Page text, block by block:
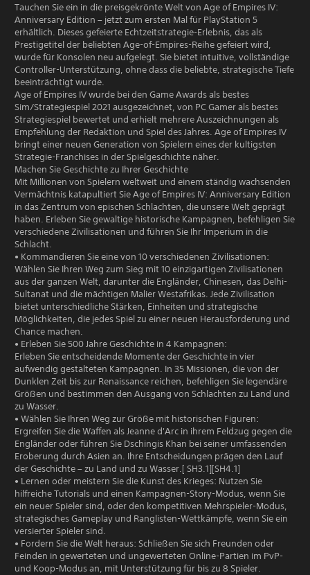
Tauchen Sie ein in die preisgekrönte Welt von Age of Empires IV:
Anniversary Edition – jetzt zum ersten Mal für PlayStation 5
erhältlich. Dieses gefeierte Echtzeitstrategie-Erlebnis, das als
Prestigetitel der beliebten Age-of-Empires-Reihe gefeiert wird,
wurde für Konsolen neu aufgelegt. Sie bietet intuitive, vollständige
Controller-Unterstützung, ohne dass die beliebte, strategische Tiefe
beeinträchtigt wurde.
Age of Empires IV wurde bei den Game Awards als bestes
Sim/Strategiespiel 2021 ausgezeichnet, von PC Gamer als bestes
Strategiespiel bewertet und erhielt mehrere Auszeichnungen als
Empfehlung der Redaktion und Spiel des Jahres. Age of Empires IV
bringt einer neuen Generation von Spielern eines der kultigsten
Strategie-Franchises in der Spielgeschichte näher.
Machen Sie Geschichte zu Ihrer Geschichte
Mit Millionen von Spielern weltweit und einem ständig wachsenden
Vermächtnis katapultiert Sie Age of Empires IV: Anniversary Edition
in das Zentrum von epischen Schlachten, die unsere Welt geprägt
haben. Erleben Sie gewaltige historische Kampagnen, befehligen Sie
verschiedene Zivilisationen und führen Sie Ihr Imperium in die
Schlacht.
• Kommandieren Sie eine von 10 verschiedenen Zivilisationen:
Wählen Sie Ihren Weg zum Sieg mit 10 einzigartigen Zivilisationen
aus der ganzen Welt, darunter die Engländer, Chinesen, das Delhi-
Sultanat und die mächtigen Malier Westafrikas. Jede Zivilisation
bietet unterschiedliche Stärken, Einheiten und strategische
Möglichkeiten, die jedes Spiel zu einer neuen Herausforderung und
Chance machen.
• Erleben Sie 500 Jahre Geschichte in 4 Kampagnen:
Erleben Sie entscheidende Momente der Geschichte in vier
aufwendig gestalteten Kampagnen. In 35 Missionen, die von der
Dunklen Zeit bis zur Renaissance reichen, befehligen Sie legendäre
Größen und bestimmen den Ausgang von Schlachten zu Land und
zu Wasser.
• Wählen Sie Ihren Weg zur Größe mit historischen Figuren:
Ergreifen Sie die Waffen als Jeanne d'Arc in ihrem Feldzug gegen die
Engländer oder führen Sie Dschingis Khan bei seiner umfassenden
Eroberung durch Asien an. Ihre Entscheidungen prägen den Lauf
der Geschichte – zu Land und zu Wasser.[ SH3.1][SH4.1]
• Lernen oder meistern Sie die Kunst des Krieges: Nutzen Sie
hilfreiche Tutorials und einen Kampagnen-Story-Modus, wenn Sie
ein neuer Spieler sind, oder den kompetitiven Mehrspieler-Modus,
strategisches Gameplay und Ranglisten-Wettkämpfe, wenn Sie ein
versierter Spieler sind.
• Fordern Sie die Welt heraus: Schließen Sie sich Freunden oder
Feinden in gewerteten und ungewerteten Online-Partien im PvP-
und Koop-Modus an, mit Unterstützung für bis zu 8 Spieler.